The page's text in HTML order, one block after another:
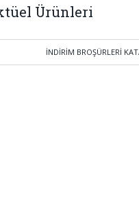
Ürünleri
İNDIRIM BROŞÜRLERI